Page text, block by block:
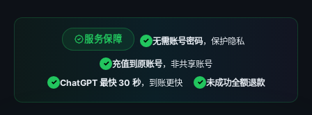
服务保障 ✓ 无需账号密码，保护隐私
✓ 充值到原账号，非共享账号
✓ ChatGPT 最快 30 秒，到账更快 ✓ 未成功全额退款